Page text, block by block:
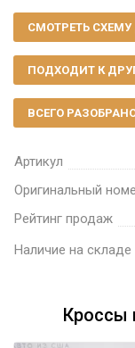
Артикул
Оригинальный
Рейтинг продаж
Наличие на складе
СМОТРЕТЬ СХЕМУ
ПОДХОДИТ К
ВСЕГО РАЗОБРАНО
Кроссы